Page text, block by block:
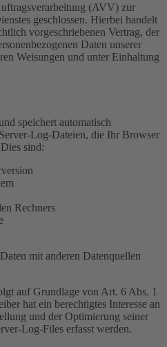
(AVV) zur
geschlossen. Hierbei handelt
vorgeschriebenen Vertrag, der
Daten unserer
Weisungen und unter Einhaltung
speichert automatisch
Log-Dateien, die Ihr Browser
sind:
Rechners
mit anderen Datenquellen
auf Grundlage von Art. 6 Abs. 1
hat ein berechtigtes Interesse an
und der Optimierung seiner
Log-Files erfasst werden.